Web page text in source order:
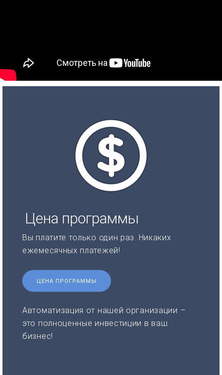
Цена программы
Вы платите только один раз. Никаких
ежемесячных платежей!
ЦЕНА ПРОГРАММЫ
Автоматизация от нашей организации –
это полноценные инвестиции в ваш
бизнес!